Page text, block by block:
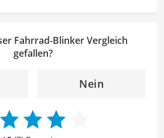
mit verschiedenen Hobbys
Dieses Interesse spiegelt sich in
Hobbytipps und Anregungen für die
ist aus unserer Sicht
für
Fahrradfahrer
Fahrrad-Blinker Vergleich
gefallen?
Nein